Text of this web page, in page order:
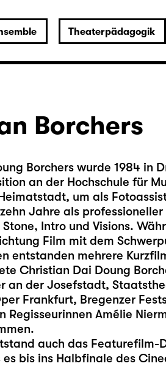
Theaterpädagogik
Borchers
Borchers wurde 1984 in
an der Hochschule für
um als
Jahre als
Intro und Visions.
Film mit dem
entstanden mehrere
Christian Dai Doung
an der Josefstadt,
Frankfurt, Bregenzer
Regisseurinnen Amélie
auch das Featurefilm-
es bis ins Halbfinale des